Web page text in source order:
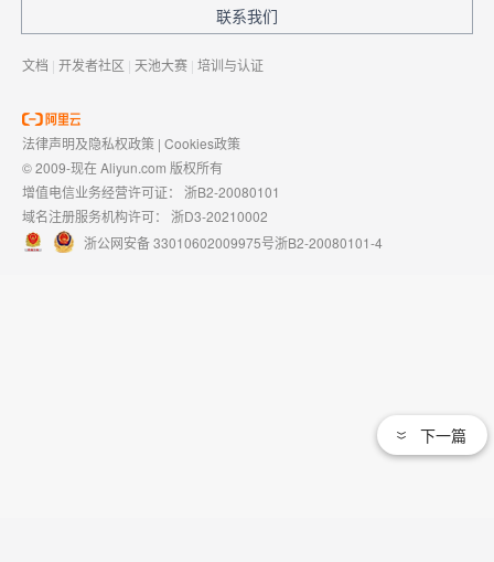
下一篇
联系我们
文档 | 开发者社区 | 天池大赛 | 培训与认证
法律声明及隐私权政策 | Cookies政策
© 2009-现在 Aliyun.com 版权所有
增值电信业务经营许可证： 浙B2-20080101
域名注册服务机构许可： 浙D3-20210002
浙公网安备 33010602009975号浙B2-20080101-4